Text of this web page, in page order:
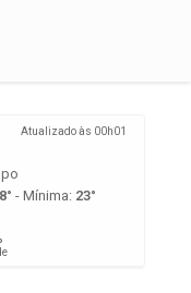
Atualizado às 00h01
- Mínima: 23°